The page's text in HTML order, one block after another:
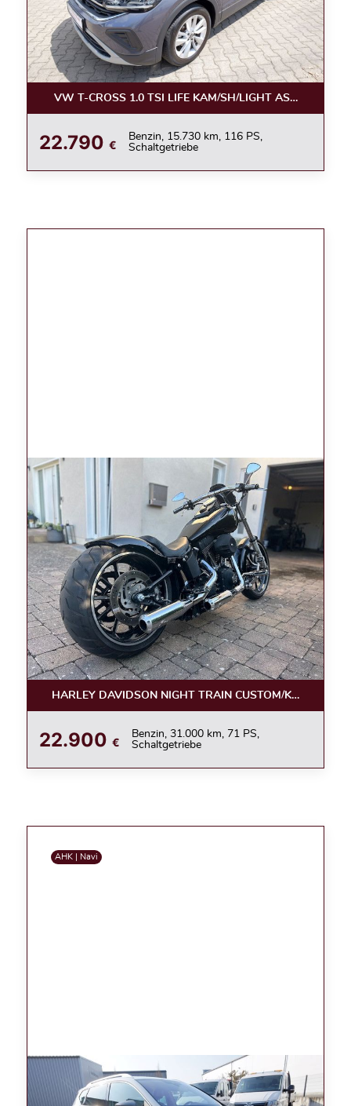
VW T-CROSS 1.0 TSI LIFE KAM/SH/LIGHT ASSIST/
22.790 €
Benzin, 15.730 km, 116 PS,
Schaltgetriebe
HARLEY DAVIDSON NIGHT TRAIN CUSTOM/KLAPPE/
22.900 €
Benzin, 31.000 km, 71 PS,
Schaltgetriebe
AHK | Navi